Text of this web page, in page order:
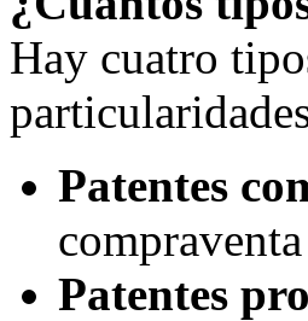
Hay cuatro
Patentes
Patentes